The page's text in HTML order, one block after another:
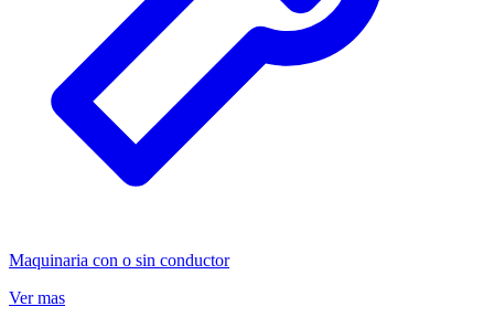
Maquinaria con o sin conductor
Ver mas